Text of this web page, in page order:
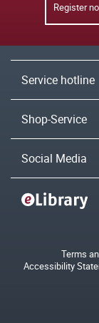
Register
Service hotline
Shop-Service
Social Media
Terms
Accessibility